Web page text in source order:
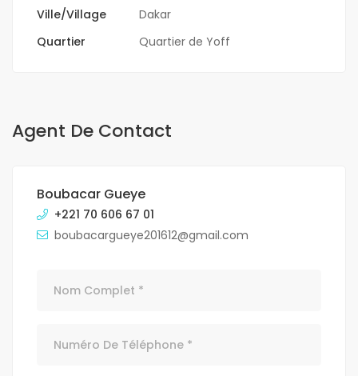
Ville/Village
Dakar
Quartier
Quartier de Yoff
Agent De Contact
Boubacar Gueye
+221 70 606 67 01
boubacargueye201612@gmail.com